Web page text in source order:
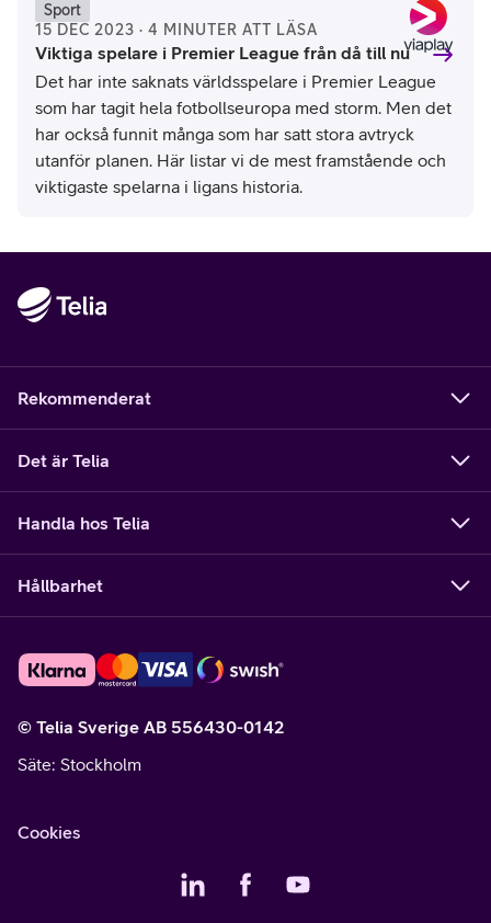
Sport
15 DEC 2023 · 4 MINUTER ATT LÄSA
Viktiga spelare i Premier League från då till nu
Det har inte saknats världsspelare i Premier League
som har tagit hela fotbollseuropa med storm. Men det
har också funnit många som har satt stora avtryck
utanför planen. Här listar vi de mest framstående och
viktigaste spelarna i ligans historia.
Rekommenderat
Det är Telia
Handla hos Telia
Hållbarhet
© Telia Sverige AB 556430-0142
Säte: Stockholm
Cookies